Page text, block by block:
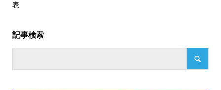
表
記事検索